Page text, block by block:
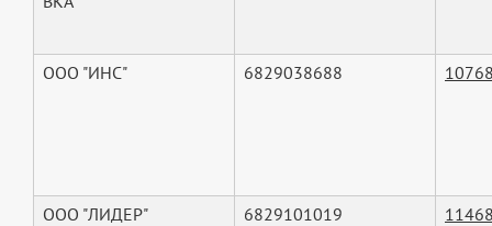
ООО "ИНС" 6829038688
ООО "ЛИДЕР" 6829101019